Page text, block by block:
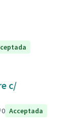
c/
0 Acceptada